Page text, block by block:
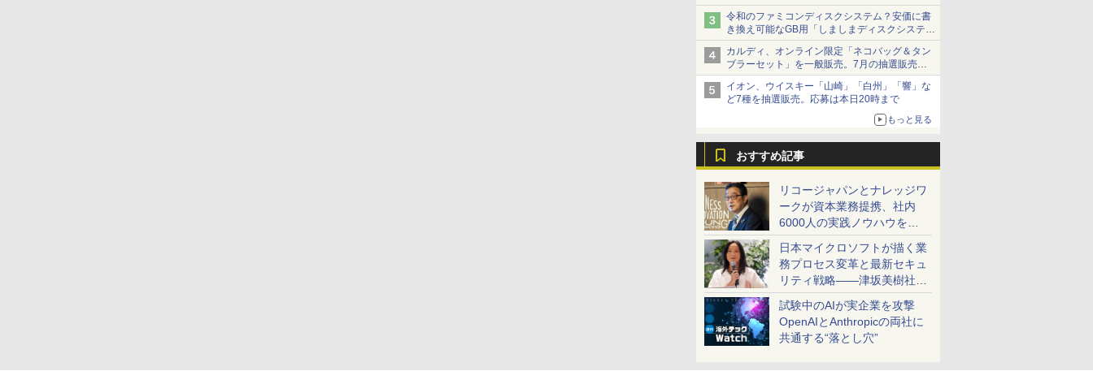
令和のファミコンディスクシステム？安価に書
き換え可能なGB用「しましまディスクシステ
ム」
カルディ、オンライン限定「ネコバッグ＆タン
ブラーセット」を一般販売。7月の抽選販売の
当選無効分
イオン、ウイスキー「山崎」「白州」「響」な
ど7種を抽選販売。応募は本日20時まで
もっと見る
おすすめ記事
リコージャパンとナレッジワ
ークが資本業務提携、社内
6000人の実践ノウハウを生
かした「AI商談記録 for
RICOH」を展開へ
日本マイクロソフトが描く業
務プロセス変革と最新セキュ
リティ戦略――津坂美樹社長
が2027年度戦略を説明
試験中のAIが実企業を攻撃
OpenAIとAnthropicの両社に
共通する“落とし穴”